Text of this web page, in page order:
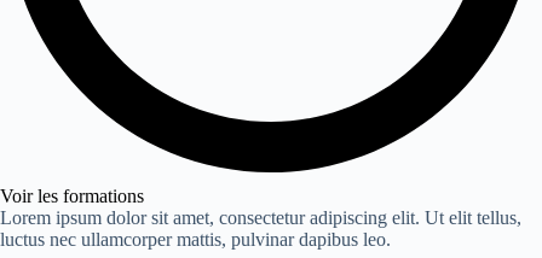
Voir les formations
Lorem ipsum dolor sit amet, consectetur adipiscing elit. Ut elit tellus,
luctus nec ullamcorper mattis, pulvinar dapibus leo.